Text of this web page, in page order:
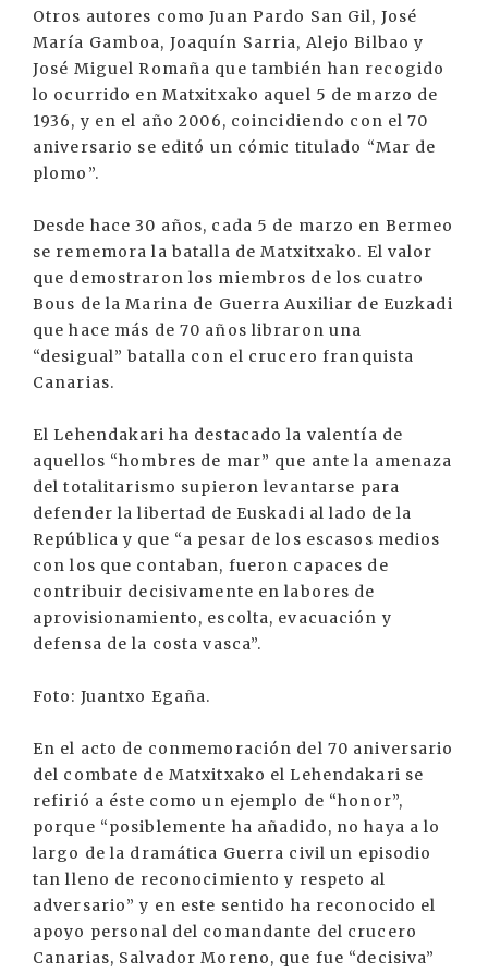
Otros autores como Juan Pardo San Gil, José
María Gamboa, Joaquín Sarria, Alejo Bilbao y
José Miguel Romaña que también han recogido
lo ocurrido en Matxitxako aquel 5 de marzo de
1936, y en el año 2006, coincidiendo con el 70
aniversario se editó un cómic titulado “Mar de
plomo”.
Desde hace 30 años, cada 5 de marzo en Bermeo
se rememora la batalla de Matxitxako. El valor
que demostraron los miembros de los cuatro
Bous de la Marina de Guerra Auxiliar de Euzkadi
que hace más de 70 años libraron una
“desigual” batalla con el crucero franquista
Canarias.
El Lehendakari ha destacado la valentía de
aquellos “hombres de mar” que ante la amenaza
del totalitarismo supieron levantarse para
defender la libertad de Euskadi al lado de la
República y que “a pesar de los escasos medios
con los que contaban, fueron capaces de
contribuir decisivamente en labores de
aprovisionamiento, escolta, evacuación y
defensa de la costa vasca”.
Foto: Juantxo Egaña.
En el acto de conmemoración del 70 aniversario
del combate de Matxitxako el Lehendakari se
refirió a éste como un ejemplo de “honor”,
porque “posiblemente ha añadido, no haya a lo
largo de la dramática Guerra civil un episodio
tan lleno de reconocimiento y respeto al
adversario” y en este sentido ha reconocido el
apoyo personal del comandante del crucero
Canarias, Salvador Moreno, que fue “decisiva”